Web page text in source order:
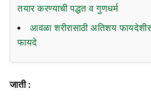
तयार करण्याची पद्धत व गुणधर्म
आवळा शरीरासाठी अतिशय
फायदे
जाती :